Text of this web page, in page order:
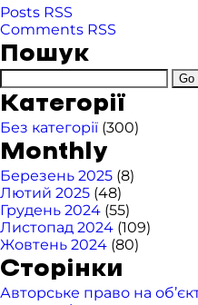
Posts RSS
Comments RSS
Пошук
Категорії
Без категорії (300)
Monthly
Березень 2025 (8)
Лютий 2025 (48)
Грудень 2024 (55)
Листопад 2024 (109)
Жовтень 2024 (80)
Сторінки
Авторське право на